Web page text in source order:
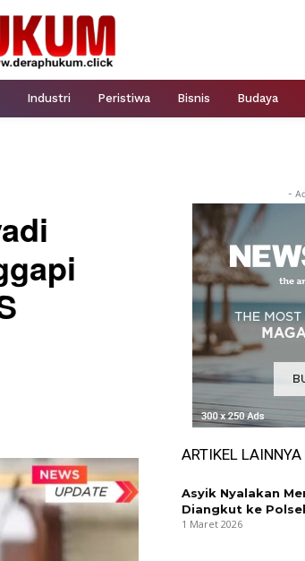
Industri Peristiwa Bisnis Budaya
-
ARTIKEL LAINNYA
Asyik Nyalakan
Diangkut ke
1 Maret 2026